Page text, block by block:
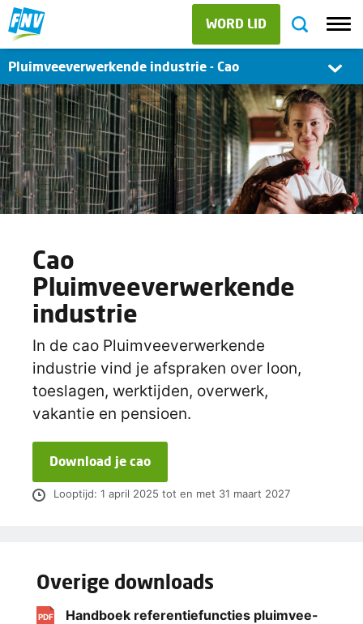
WORD LID
Pluimveeverwerkende industrie - Cao
Cao
Pluimveeverwerkende
industrie
In de cao Pluimveeverwerkende
industrie vind je afspraken over loon,
toeslagen, werktijden, overwerk,
vakantie en pensioen.
Download je cao
Looptijd: 1 april 2025 tot en met 31 maart 2027
Overige downloads
PDF
Handboek referentiefuncties pluimvee-